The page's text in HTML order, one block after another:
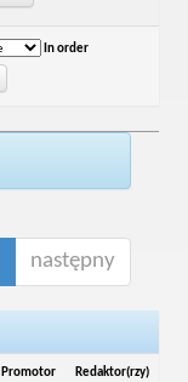
In order
następny
Promotor Redaktor(rzy)